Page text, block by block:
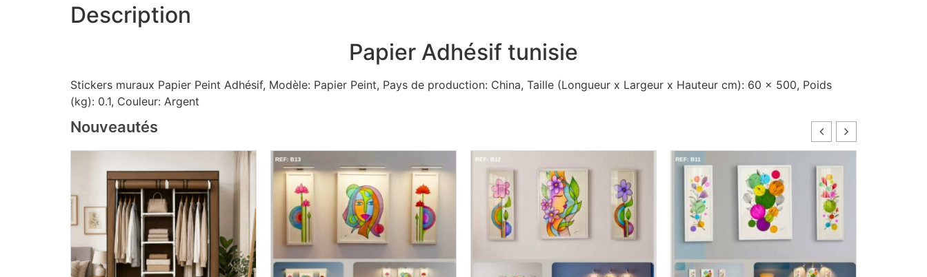
Description
Papier Adhésif tunisie
Stickers muraux Papier Peint Adhésif, Modèle: Papier Peint, Pays de production: China, Taille (Longueur x Largeur x Hauteur cm): 60 x 500, Poids
(kg): 0.1, Couleur: Argent
Nouveautés